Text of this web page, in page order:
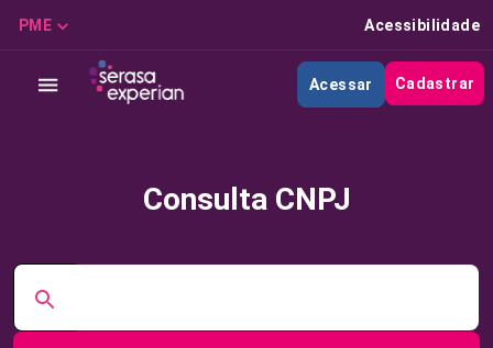
PME Acessibilidade
Acessar Cadastrar
Consulta CNPJ